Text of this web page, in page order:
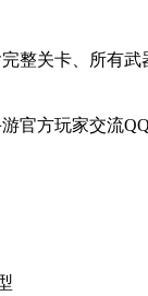
整关卡、所有
官方玩家交流